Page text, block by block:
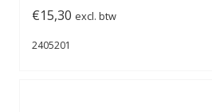
€15,30 excl. btw
2405201